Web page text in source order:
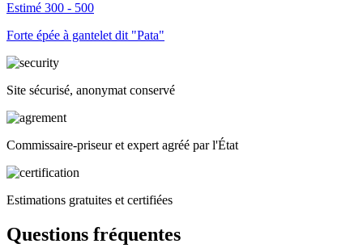
Estimé 300 - 500
Forte épée à gantelet dit "Pata"
Site sécurisé, anonymat conservé
Commissaire-priseur et expert agréé par l'État
Estimations gratuites et certifiées
Questions fréquentes